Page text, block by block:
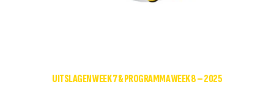
UITSLAGEN WEEK 7 & PROGRAMMA WEEK 8 – 2025